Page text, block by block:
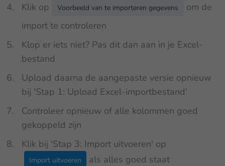
Klik op
Voorbeeld van te importeren gegevens
om de
import te controleren
Klop er iets niet? Pas dit dan aan in je Excel-
bestand
Upload daarna de aangepaste versie opnieuw
bij 'Stap 1: Upload Excel-importbestand'
Controleer opnieuw of alle kolommen goed
gekoppeld zijn
Klik bij 'Stap 3: Import uitvoeren' op
Import uitvoeren als alles goed staat